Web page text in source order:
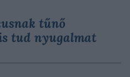
tűnő
tud nyugalmat